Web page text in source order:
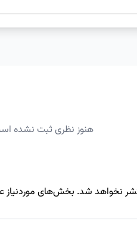
هنوز نظری ثبت نشده
نخواهد شد. بخش‌های موردنیاز